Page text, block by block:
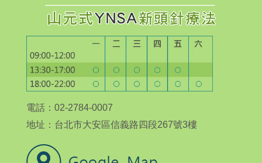
電話：02-2784-0007
地址：台北市大安區信義路四段267號3樓